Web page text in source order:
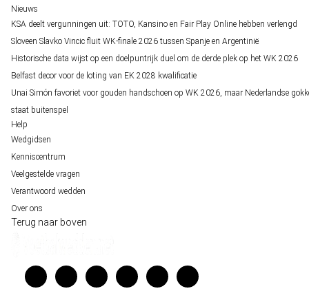
Nieuws
KSA deelt vergunningen uit: TOTO, Kansino en Fair Play Online hebben verlengd
Sloveen Slavko Vincic fluit WK-finale 2026 tussen Spanje en Argentinië
Historische data wijst op een doelpuntrijk duel om de derde plek op het WK 2026
Belfast decor voor de loting van EK 2028 kwalificatie
Unai Simón favoriet voor gouden handschoen op WK 2026, maar Nederlandse
staat buitenspel
Help
Wedgidsen
Kenniscentrum
Veelgestelde vragen
Verantwoord wedden
Over ons
Terug naar boven